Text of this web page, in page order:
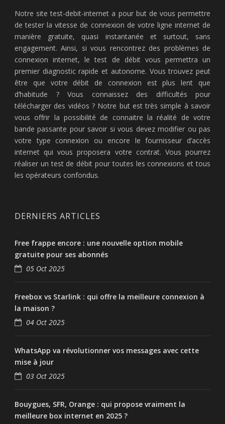
Notre site test-debit-internet a pour but de vous permettre
de tester la vitesse de connexion de votre ligne internet de
manière gratuite, quasi instantanée et surtout, sans
engagement. Ainsi, si vous rencontrez des problèmes de
connexion internet, le test de débit vous permettra un
premier diagnostic rapide et autonome. Vous trouvez peut
être que votre débit de connexion est plus lent que
d’habitude ? Vous connaissez des difficultés pour
télécharger des vidéos ? Notre but est très simple à savoir
vous offrir la possibilité de connaitre la réalité de votre
bande passante pour savoir si vous devez modifier ou pas
votre type connexion ou encore le fournisseur d’accès
internet qui vous proposera votre contrat. Vous pourrez
réaliser un test de débit pour toutes les connexions et tous
les opérateurs confondus.
DERNIERS ARTICLES
Free frappe encore : une nouvelle option mobile
gratuite pour ses abonnés
05 Oct 2025
Freebox vs Starlink : qui offre la meilleure connexion à
la maison ?
04 Oct 2025
WhatsApp va révolutionner vos messages avec cette
mise à jour
03 Oct 2025
Bouygues, SFR, Orange : qui propose vraiment la
meilleure box internet en 2025 ?